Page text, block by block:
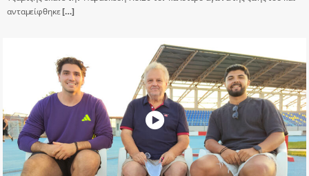
ανταμείφθηκε[…]